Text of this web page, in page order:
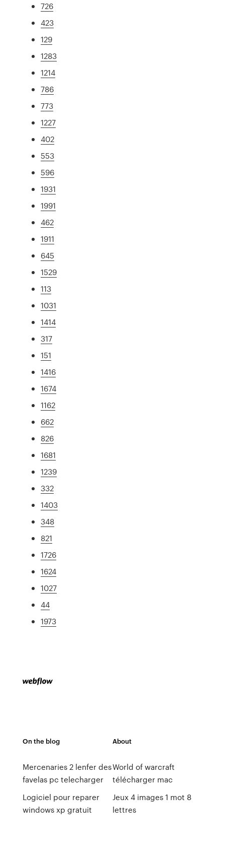
726
423
129
1283
1214
786
773
1227
402
553
596
1931
1991
462
1911
645
1529
113
1031
1414
317
151
1416
1674
1162
662
826
1681
1239
332
1403
348
821
1726
1624
1027
44
1973
On the blog
Mercenaries 2 lenfer des
favelas pc telecharger
Logiciel pour reparer
windows xp gratuit
About
World of warcraft
télécharger mac
Jeux 4 images 1 mot 8
lettres